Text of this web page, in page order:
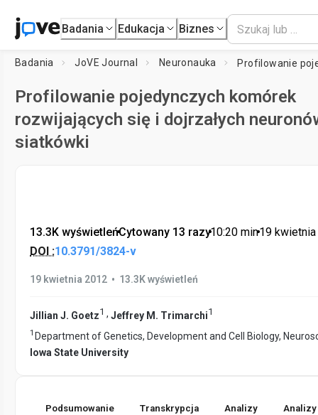
Badania Edukacja Biznes
Badania JoVE Journal Neuronauka
Profilowanie pojedynczych komórek
rozwijających się i dojrzałych
siatkówki
13.3K wyświetleń•Cytowany 13 razy•10:20 min•19
DOI :10.3791/3824-v
19 kwietnia 2012 • 13.3K wyświetleń
Jillian J. Goetz1 , Jeffrey M. Trimarchi1
1 Department of Genetics, Development and Cell Biology,
Iowa State University
Podsumowanie Transkrypcja Analizy